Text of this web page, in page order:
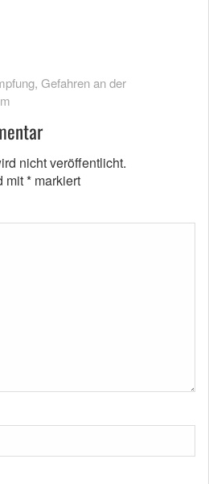
, Gefahren an der
nicht veröffentlicht.
mit* markiert